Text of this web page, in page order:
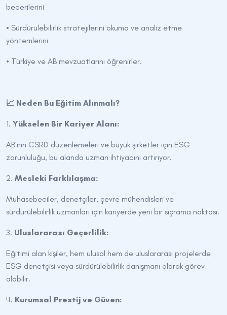
becerilerini
• Sürdürülebilirlik stratejilerini okuma ve analiz etme
yöntemlerini
• Türkiye ve AB mevzuatlarını öğrenirler.
📈 Neden Bu Eğitim Alınmalı?
1. Yükselen Bir Kariyer Alanı:
AB’nin CSRD düzenlemeleri ve büyük şirketler için ESG
zorunluluğu, bu alanda uzman ihtiyacını artırıyor.
2. Mesleki Farklılaşma:
Muhasebeciler, denetçiler, çevre mühendisleri ve
sürdürülebilirlik uzmanları için kariyerde yeni bir sıçrama noktası.
3. Uluslararası Geçerlilik:
Eğitimi alan kişiler, hem ulusal hem de uluslararası projelerde
ESG denetçisi veya sürdürülebilirlik danışmanı olarak görev
alabilir.
4. Kurumsal Prestij ve Güven: